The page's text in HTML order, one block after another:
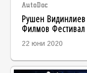
AutoDoc
Рушен
Филмов Фестивал
22 юни 2020